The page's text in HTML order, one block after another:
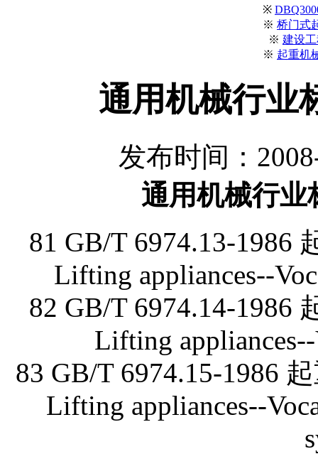
※
※ 桥门式
※ 建设
※ 起重机
通用机械行业
发布时间：
通用机械行业
81 GB/T 6974.13-1986
Lifting appliances--
82 GB/T 6974.14-1986
Lifting
83 GB/T 6974.15-1986
Lifting appliances--